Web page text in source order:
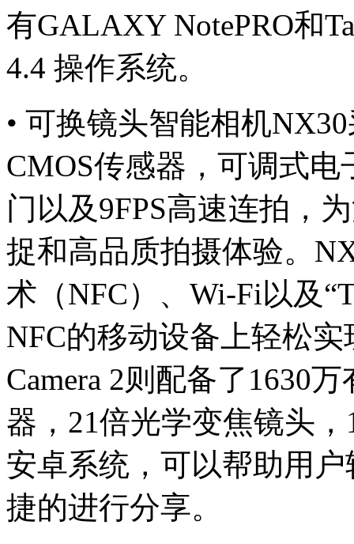
有GALAXY NotePRO和
4.4 操作系统。
• 可换镜头智能相机
CMOS传感器，可调式
门以及9FPS高速连拍，
捉和高品质拍摄体验。
术（NFC）、Wi-Fi以及
NFC的移动设备上轻松
Camera 2则配备了1630
器，21倍光学变焦镜头
安卓系统，可以帮助用
捷的进行分享。